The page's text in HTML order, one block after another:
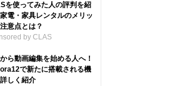
を使ってみた人の評判を紹
電・家具レンタルのメリッ
注意点とは？
by CLAS
ら動画編集を始める人へ！
で新たに搭載される機
しく紹介